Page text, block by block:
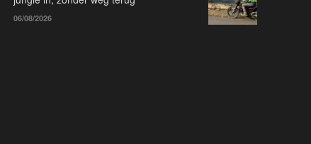
06/08/2026